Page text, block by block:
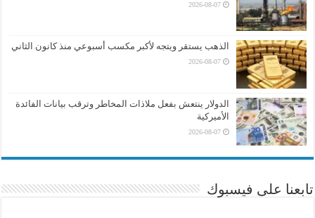
2026-08-07
الذهب يستقر ويتجه لأكبر مكسب أسبوعي منذ كانون الثاني
2026-08-07
الدولار ينتعش بفعل ملاذات المخاطر وترقب بيانات الفائدة
الأميركية
2026-08-07
تابعنا على فيسبوك